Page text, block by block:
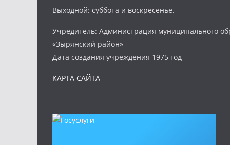
Выходной: суббота и воскресенье.
Учредитель: Администрация муниципального
«Зырянский район»
Дата создания учреждения 1975 год
КАРТА САЙТА